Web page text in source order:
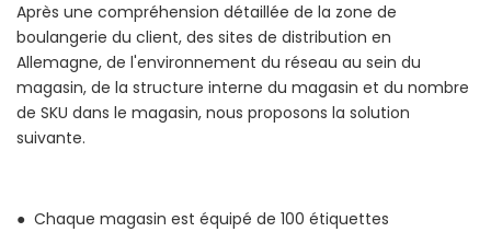
Après une compréhension détaillée de la zone de
boulangerie du client, des sites de distribution en
Allemagne, de l'environnement du réseau au sein du
magasin, de la structure interne du magasin et du nombre
de SKU dans le magasin, nous proposons la solution
suivante.
● Chaque magasin est équipé de 100 étiquettes